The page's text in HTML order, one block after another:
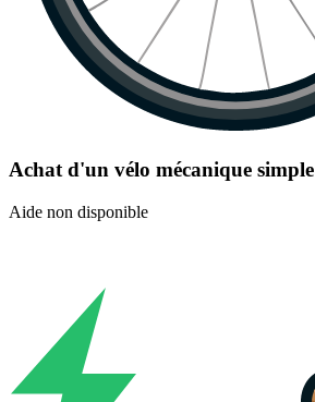
Achat d'un vélo mécanique simple
Aide non disponible